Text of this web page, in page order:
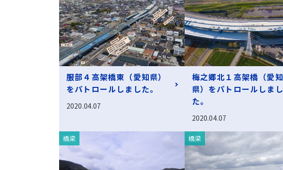
服部４高架橋東（愛知県）
をパトロールしました。
2020.04.07
梅之郷北１高架橋（愛知
県）をパトロールしまし
た。
2020.04.07
橋梁 橋梁